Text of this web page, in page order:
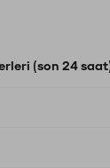
(son 24